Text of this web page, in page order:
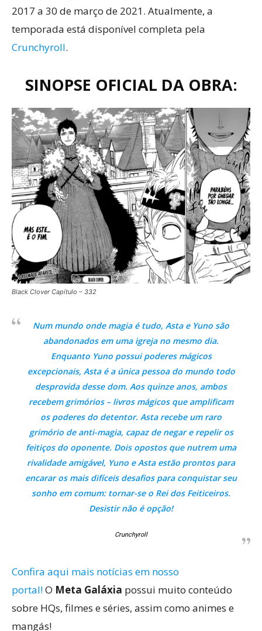
2017 a 30 de março de 2021. Atualmente, a
temporada está disponível completa pela
Crunchyroll.
SINOPSE OFICIAL DA OBRA:
Black Clover Capítulo – 332
Num mundo onde magia é tudo, Asta e Yuno são
abandonados em uma igreja no mesmo dia.
Enquanto Yuno possui poderes mágicos
excepcionais, Asta é a única pessoa do mundo todo
desprovida desse dom. Aos quinze anos, ambos
recebem grimórios – livros mágicos que amplificam
os poderes do detentor. Asta recebe um raro
grimório de anti-magia, capaz de negar e repelir os
feitiços do oponente. Dois opostos que nutrem uma
rivalidade amigável, Yuno e Asta estão prontos para
encarar os mais difíceis desafios para conquistar seu
sonho em comum: tornar-se o Rei dos Feiticeiros.
Desistir não é opção!
Crunchyroll
Confira aqui mais notícias em nosso
portal!O Meta Galáxia possui muito conteúdo
sobre HQs, filmes e séries, assim como animes e
mangás!